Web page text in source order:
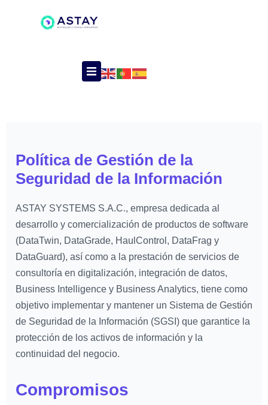
Política de Gestión de la
Seguridad de la Información
ASTAY SYSTEMS S.A.C., empresa dedicada al
desarrollo y comercialización de productos de software
(DataTwin, DataGrade, HaulControl, DataFrag y
DataGuard), así como a la prestación de servicios de
consultoría en digitalización, integración de datos,
Business Intelligence y Business Analytics, tiene como
objetivo implementar y mantener un Sistema de Gestión
de Seguridad de la Información (SGSI) que garantice la
protección de los activos de información y la
continuidad del negocio.
Compromisos